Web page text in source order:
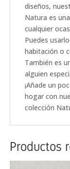
diseños,
Natura es
cualquier
Puedes
habitación o
También es
alguien
¡Añade un
hogar con
colección
Productos